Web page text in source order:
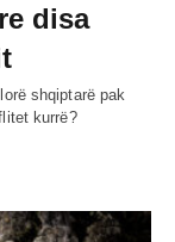
disa
shqiptarë pak
kurrë?